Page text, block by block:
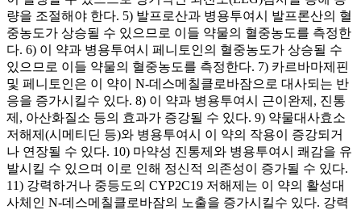
량을 조절해야 한다. 5) 발프로산과 병용투여시 발프론산의 혈
중농도가 상승될 수 있으므로 이들 약물의 혈중농도를 측정한
다. 6) 이 약과 병용투여시 페니토인의 혈중농도가 상승될 수
있으므로 이들 약물의 혈중농도를 측정한다. 7) 카르바마제핀
및 페니토인은 이 약이 N-데스메칠클로바잠으로 대사되는 반
응을 증가시킬수 있다. 8) 이 약과 병용투여시 근이완제, 진통
제, 아산화질소 등의 효과가 증강될 수 있다. 9) 약물대사효소
저해제(시메티딘 등)와 병용투여시 이 약의 작용이 증강되거
나 연장될 수 있다. 10) 마약성 진통제와 병용투여시 쾌감을 유
발시킬 수 있으며 이로 인해 정신적 의존성이 증가될 수 있다.
11) 강력하거나 중등도의 CYP2C19 저해제는 이 약의 활성대
사체인 N-데스메칠클로바잠의 노출을 증가시킬수 있다. 강력